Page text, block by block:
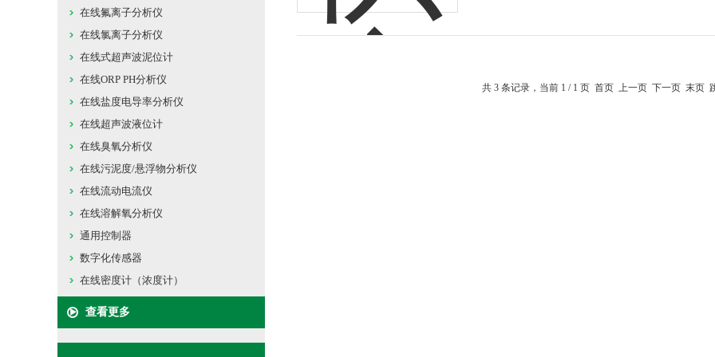
在线氟离子分析仪
在线氯离子分析仪
在线式超声波泥位计
在线ORP PH分析仪
在线盐度电导率分析仪
在线超声波液位计
在线臭氧分析仪
在线污泥度/悬浮物分析仪
在线流动电流仪
在线溶解氧分析仪
通用控制器
数字化传感器
在线密度计（浓度计）
查看更多
共 3 条记录，当前 1 / 1 页 首页 上一页 下一页 末页